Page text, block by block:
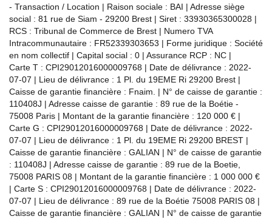
- Transaction / Location | Raison sociale : BAI | Adresse siège
social : 81 rue de Siam - 29200 Brest | Siret : 33930365300028 |
RCS : Tribunal de Commerce de Brest | Numero TVA
Intracommunautaire : FR52339303653 | Forme juridique : Société
en nom collectif | Capital social : 0 | Assurance RCP : NC |
Carte T : CPI29012016000009768 | Date de délivrance : 2022-
07-07 | Lieu de délivrance : 1 Pl. du 19EME Ri 29200 Brest |
Caisse de garantie financière : Fnaim. | N° de caisse de garantie :
110408J | Adresse caisse de garantie : 89 rue de la Boétie -
75008 Paris | Montant de la garantie financière : 120 000 € |
Carte G : CPI29012016000009768 | Date de délivrance : 2022-
07-07 | Lieu de délivrance : 1 Pl. du 19EME Ri 29200 BREST |
Caisse de garantie financière : GALIAN | N° de caisse de garantie
: 110408J | Adresse caisse de garantie : 89 rue de la Boetie,
75008 PARIS 08 | Montant de la garantie financière : 1 000 000 €
| Carte S : CPI29012016000009768 | Date de délivrance : 2022-
07-07 | Lieu de délivrance : 89 rue de la Boétie 75008 PARIS 08 |
Caisse de garantie financière : GALIAN | N° de caisse de garantie